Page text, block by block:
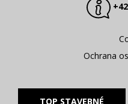
Ochrana
TOP STAVEBNÉ